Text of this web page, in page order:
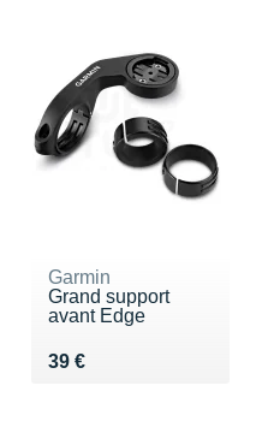
Garmin
Grand support
avant Edge
39 €
Vendu 39 €